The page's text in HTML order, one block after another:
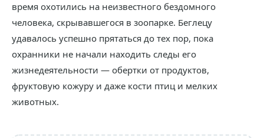
время охотились на неизвестного бездомного
человека, скрывавшегося в зоопарке. Беглецу
удавалось успешно прятаться до тех пор, пока
охранники не начали находить следы его
жизнедеятельности — обертки от продуктов,
фруктовую кожуру и даже кости птиц и мелких
животных.